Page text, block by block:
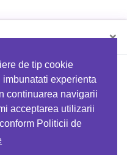
de tip cookie
experienta
continuarea navigarii
acceptarea utilizarii
Politicii de
×
folosind codul